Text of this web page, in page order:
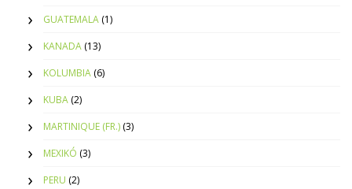
GUATEMALA (1)
KANADA (13)
KOLUMBIA (6)
KUBA (2)
MARTINIQUE (FR.) (3)
MEXIKÓ (3)
PERU (2)